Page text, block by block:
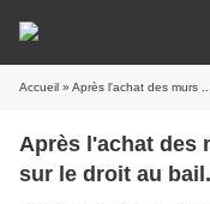
Accueil » Après l'achat des murs ...
Après l'achat des
sur le droit au